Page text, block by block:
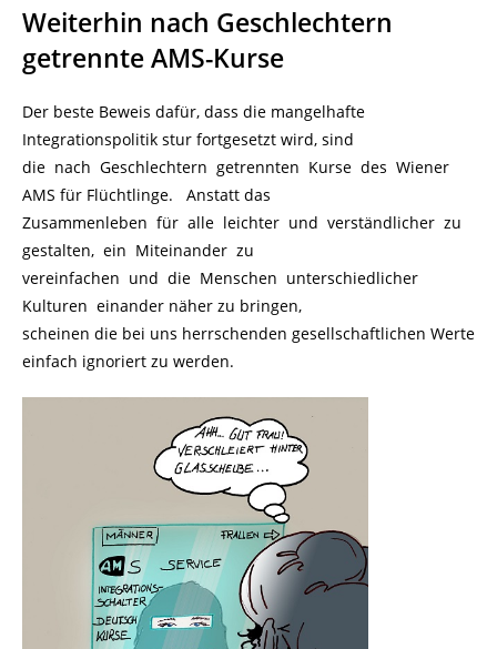
Weiterhin nach Geschlechtern
getrennte AMS-Kurse
Der beste Beweis dafür, dass die mangelhafte
Integrationspolitik stur fortgesetzt wird, sind
die nach Geschlechtern getrennten Kurse des Wiener
AMS für Flüchtlinge. Anstatt das
Zusammenleben für alle leichter und verständlicher zu
gestalten, ein Miteinander zu
vereinfachen und die Menschen unterschiedlicher
Kulturen einander näher zu bringen,
scheinen die bei uns herrschenden gesellschaftlichen Werte
einfach ignoriert zu werden.